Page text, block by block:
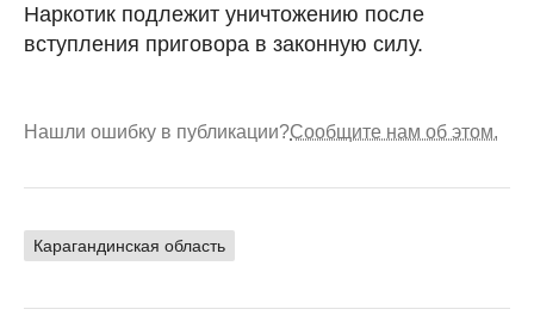
Наркотик подлежит уничтожению после
вступления приговора в законную силу.
Нашли ошибку в публикации?Сообщите нам об этом.
Карагандинская область